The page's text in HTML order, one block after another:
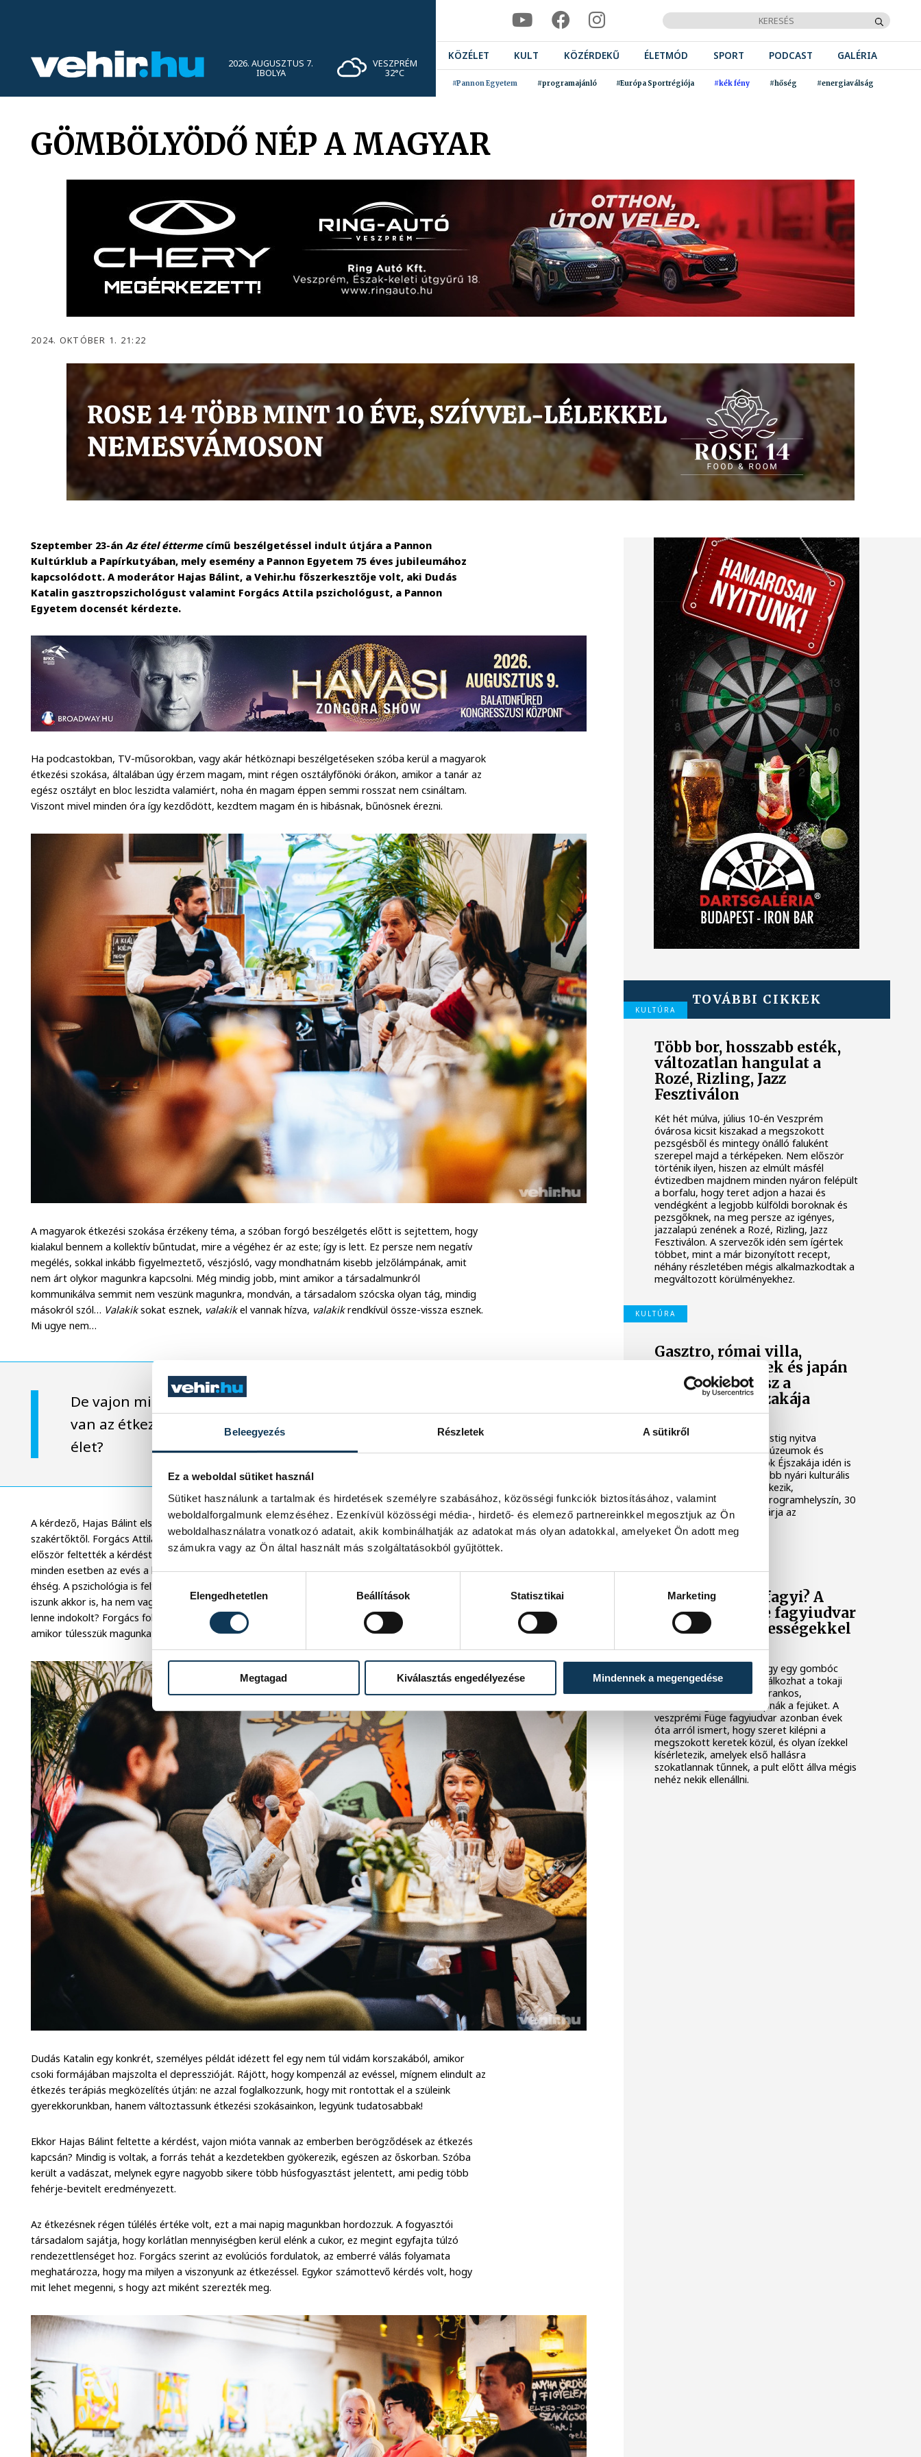
Beleegyezés Részletek A sütikről
Ez a weboldal sütiket használ
Sütiket használunk a tartalmak és hirdetések személyre szabásához, közösségi funkciók biztosításához, valamint
weboldalforgalmunk elemzéséhez. Ezenkívül közösségi média-, hirdető- és elemező partnereinkkel megosztjuk az Ön
weboldalhasználatra vonatkozó adatait, akik kombinálhatják az adatokat más olyan adatokkal, amelyeket Ön adott meg
számukra vagy az Ön által használt más szolgáltatásokból gyűjtöttek.
Elengedhetetlen
Beállítások Statisztikai Marketing
Megtagad Kiválasztás engedélyezése Mindennek a megengedése
2026. AUGUSZTUS 7.
IBOLYA
VESZPRÉM
32°C
KÖZÉLET KULT KÖZÉRDEKŰ ÉLETMÓD SPORT PODCAST GALÉRIA
#Pannon Egyetem #programajánló #Európa Sportrégiója #kék fény #hőség #energiaválság
GÖMBÖLYÖDŐ NÉP A MAGYAR
2024. OKTÓBER 1. 21:22
Szeptember 23-ánAz étel éttermecímű beszélgetéssel indult útjára a Pannon
Kultúrklub a Papírkutyában, mely esemény a Pannon Egyetem 75 éves jubileumához
kapcsolódott. A moderátor Hajas Bálint, a Vehir.hu főszerkesztője volt, aki Dudás
Katalin gasztropszichológust valamint Forgács Attila pszichológust, a Pannon
Egyetem docensét kérdezte.
Ha podcastokban, TV-műsorokban, vagy akár hétköznapi beszélgetéseken szóba kerül a magyarok
étkezési szokása, általában úgy érzem magam, mint régen osztályfőnöki órákon, amikor a tanár az
egész osztályt en bloc leszidta valamiért, noha én magam éppen semmi rosszat nem csináltam.
Viszont mivel minden óra így kezdődött, kezdtem magam én is hibásnak, bűnösnek érezni.
A magyarok étkezési szokása érzékeny téma, a szóban forgó beszélgetés előtt is sejtettem, hogy
kialakul bennem a kollektív bűntudat, mire a végéhez ér az este; így is lett. Ez persze nem negatív
megélés, sokkal inkább figyelmeztető, vészjósló, vagy mondhatnám kisebb jelzőlámpának, amit
nem árt olykor magunkra kapcsolni. Még mindig jobb, mint amikor a társadalmunkról
kommunikálva semmit nem veszünk magunkra, mondván, a társadalom szócska olyan tág, mindig
másokról szól… Valakiksokat esznek, valakikel vannak hízva, valakikrendkívül össze-vissza esznek.
Mi ugye nem…
De vajon milyen pszichológiai háttere, evolúciós gyökere
van az étkezésnek? Hogyan fonódik össze az étel és az
élet?
A kérdező, Hajas Bálint elsőként a gasztropszichológia fogalmának tisztázását kérte a vendég
szakértőktől. Forgács Attila a megértéshez a nyolcvanas évekbe vezette a közönséget, amikor
először feltették a kérdést, vajon miért állítják sokan, hogy bizonyos problémák megoldására majd
minden esetben az evés a kulcs? Fáradt vagy? Biztos az éhség. Leesett a vércukrod? Biztos az
éhség. A pszichológia is feltette a kérdést: miért eszünk akkor is, ha nem vagyunk éhesek? Miért
iszunk akkor is, ha nem vagyunk szomjasak? Miért fogyasztunk akkor is, amikor élettanilag nem
lenne indokolt? Forgács folytatta: kegyelmi állapot, amikor az ember nem éhezik, noha valójában,
amikor túlesszük magunkat, nem a testünk, hanem a lelkünk eszik igazából.
Dudás Katalin egy konkrét, személyes példát idézett fel egy nem túl vidám korszakából, amikor
csoki formájában majszolta el depresszióját. Rájött, hogy kompenzál az evéssel, mígnem elindult az
étkezés terápiás megközelítés útján: ne azzal foglalkozzunk, hogy mit rontottak el a szüleink
gyerekkorunkban, hanem változtassunk étkezési szokásainkon, legyünk tudatosabbak!
Ekkor Hajas Bálint feltette a kérdést, vajon mióta vannak az emberben berögződések az étkezés
kapcsán? Mindig is voltak, a forrás tehát a kezdetekben gyökerezik, egészen az őskorban. Szóba
került a vadászat, melynek egyre nagyobb sikere több húsfogyasztást jelentett, ami pedig több
fehérje-bevitelt eredményezett.
Az étkezésnek régen túlélés értéke volt, ezt a mai napig magunkban hordozzuk. A fogyasztói
társadalom sajátja, hogy korlátlan mennyiségben kerül elénk a cukor, ez megint egyfajta túlzó
rendezettlenséget hoz. Forgács szerint az evolúciós fordulatok, az emberré válás folyamata
meghatározza, hogy ma milyen a viszonyunk az étkezéssel. Egykor számottevő kérdés volt, hogy
mit lehet megenni, s hogy azt miként szerezték meg.
TOVÁBBI CIKKEK
KULTÚRA
Több bor, hosszabb esték,
változatlan hangulat a
Rozé, Rizling, Jazz
Fesztiválon
Két hét múlva, július 10-én Veszprém
óvárosa kicsit kiszakad a megszokott
pezsgésből és mintegy önálló faluként
szerepel majd a térképeken. Nem először
történik ilyen, hiszen az elmúlt másfél
évtizedben majdnem minden nyáron felépült
a borfalu, hogy teret adjon a hazai és
vendégként a legjobb külföldi boroknak és
pezsgőknek, na meg persze az igényes,
jazzalapú zenének a Rozé, Rizling, Jazz
Fesztiválon. A szervezők idén sem ígértek
többet, mint a már bizonyított recept,
néhány részletében mégis alkalmazkodtak a
megváltozott körülményekhez.
KULTÚRA
Gasztro, római villa,
börtöntörténetek és japán
varrás: ilyen lesz a
Múzeumok Éjszakája
Veszprémben
Június 20-án ismét késő estig nyitva
maradnak a veszprémi múzeumok és
kiállítóhelyek. A Múzeumok Éjszakája idén is
az ország egyik legnagyobb nyári kulturális
programsorozataként érkezik,
Veszprémben pedig 25 programhelyszín, 30
kiállítás és 95 program várja az
érdeklődőket.
Borból is lehet fagyi? A
veszprémi Füge fagyiudvar
ismét különlegességekkel
készül a nyárra
Ha valaki azt mondja, hogy egy gombóc
fagylaltban egyszerre találkozhat a tokaji
aszú, a rozébor és a kékfrankos,
valószínűleg sokan felkapnák a fejüket. A
veszprémi Füge fagyiudvar azonban évek
óta arról ismert, hogy szeret kilépni a
megszokott keretek közül, és olyan ízekkel
kísérletezik, amelyek első hallásra
szokatlannak tűnnek, a pult előtt állva mégis
nehéz nekik ellenállni.